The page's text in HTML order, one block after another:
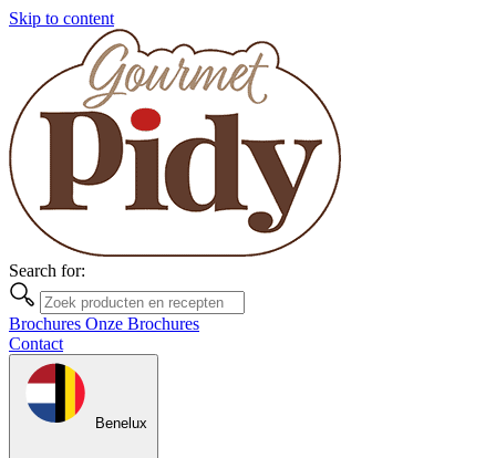
Skip to content
Search for:
Brochures Onze Brochures
Contact
Benelux